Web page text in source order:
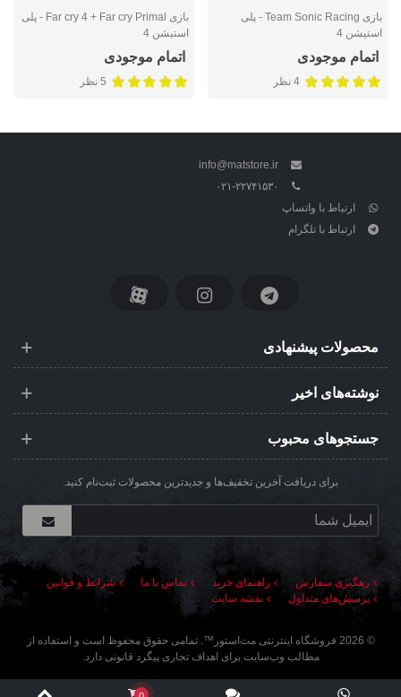
بازی Team Sonic Racing - پلی
استیشن 4
اتمام موجودی
4 نظر
بازی Far cry 4 + Far cry Primal - پلی
استیشن 4
اتمام موجودی
5 نظر
info@matstore.ir
۰۲۱-۲۲۷۴۱۵۳۰
ارتباط با واتساپ
ارتباط با تلگرام
محصولات پیشنهادی
نوشته‌های اخیر
جستجوهای محبوب
برای دریافت آخرین تخفیف‌ها و جدیدترین محصولات ثبت‌نام کنید.
رهگیری سفارش راهنمای خرید تماس با ما
شرایط و قوانین
پرسش‌های متداول
نقشه سایت
©
2026 فروشگاه اینترنتی مت‌استور ™. تمامی حقوق محفوظ است و استفاده از
مطالب وب‌سایت برای اهداف تجاری پیگرد قانونی دارد.